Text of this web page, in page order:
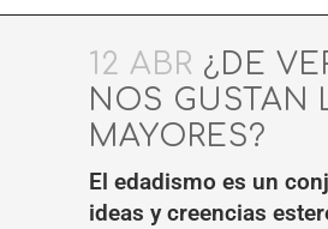
12 ABR ¿DE
NOS GUSTAN
MAYORES?
El edadismo es un
ideas y creencias